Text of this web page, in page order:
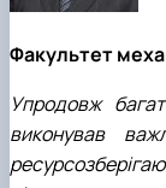
Факультет
Упродовж
виконував